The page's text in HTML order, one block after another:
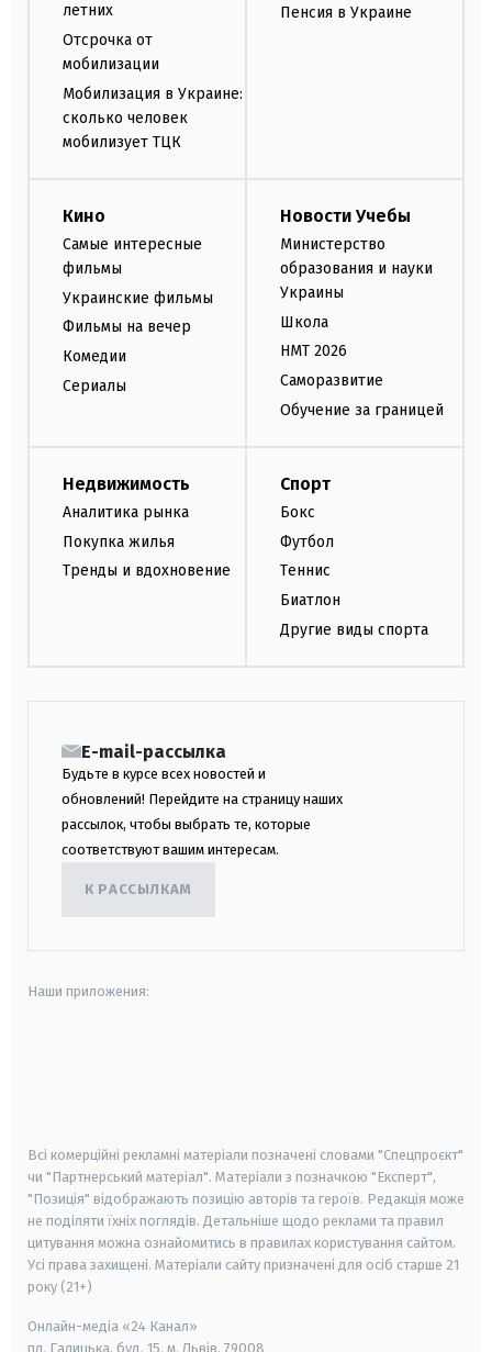
летних
Отсрочка от
мобилизации
Мобилизация в Украине:
сколько человек
мобилизует ТЦК
Пенсия в Украине
Кино
Самые интересные
фильмы
Украинские фильмы
Фильмы на вечер
Комедии
Сериалы
Новости Учебы
Министерство
образования и науки
Украины
Школа
НМТ 2026
Саморазвитие
Обучение за границей
Недвижимость
Аналитика рынка
Покупка жилья
Тренды и вдохновение
Спорт
Бокс
Футбол
Теннис
Биатлон
Другие виды спорта
E-mail-рассылка
Будьте в курсе всех новостей и
обновлений! Перейдите на страницу наших
рассылок, чтобы выбрать те, которые
соответствуют вашим интересам.
К РАССЫЛКАМ
Наши приложения:
Всі комерційні рекламні матеріали позначені словами "Спецпроєкт"
чи "Партнерський матеріал". Матеріали з позначкою "Експерт",
"Позиція" відображають позицію авторів та героїв. Редакція може
не поділяти їхніх поглядів. Детальніше щодо реклами та правил
цитування можна ознайомитись в правилах користування сайтом.
Усі права захищені. Матеріали сайту призначені для осіб старше 21
року (21+)
Онлайн-медіа «24 Канал»
пл. Галицька, буд. 15, м. Львів, 79008